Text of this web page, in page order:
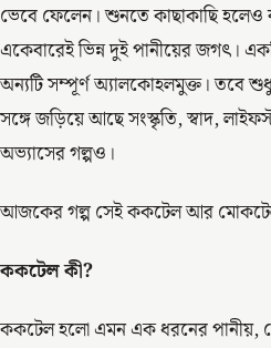
ভেবে ফেলেন। শুনতে কাছাকাছি
একেবারেই ভিন্ন দুই পানীয়ের জগৎ।
অন্যটি সম্পূর্ণ অ্যালকোহলমুক্ত। তবে
সঙ্গে জড়িয়ে আছে সংস্কৃতি, স্বাদ,
অভ্যাসের গল্পও।
আজকের গল্প সেই ককটেল আর
ককটেল কী?
ককটেল হলো এমন এক ধরনের পানীয়,